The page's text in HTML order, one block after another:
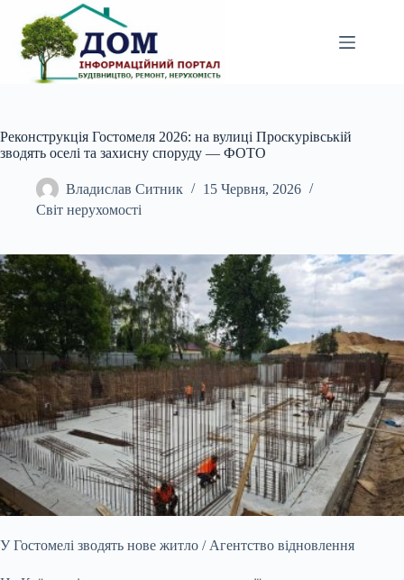
вмісту
Реконструкція Гостомеля 2026: на вулиці Проскурівській
зводять оселі та захисну споруду — ФОТО
Владислав Ситник
15 Червня, 2026
Світ нерухомості
У Гостомелі зводять нове житло / Агентство відновлення